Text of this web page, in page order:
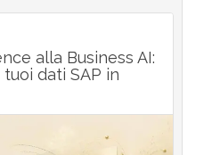
alla Business AI:
dati SAP in